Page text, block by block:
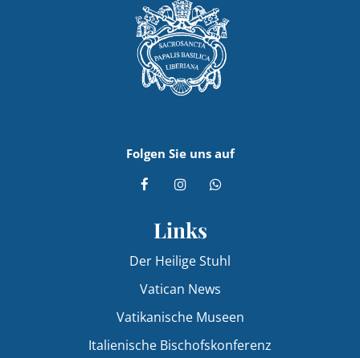
Folgen Sie uns auf
Links
Der Heilige Stuhl
Vatican News
Vatikanische Museen
Italienische Bischofskonferenz